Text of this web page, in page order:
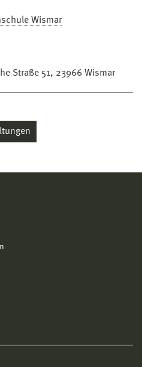
Wismar
Straße 51, 23966 Wismar